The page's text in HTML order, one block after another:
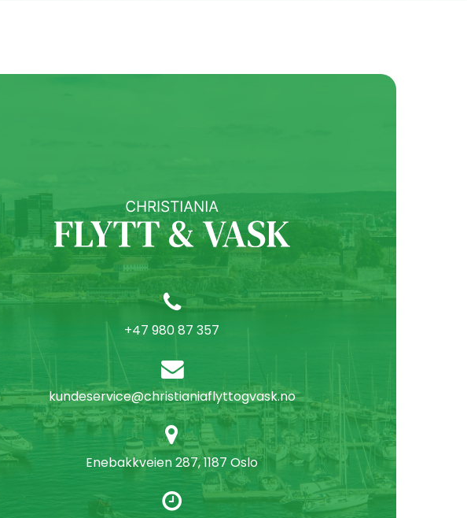
+47 980 87 357
kundeservice@christianiaflyttogvask.no
Enebakkveien 287, 1187 Oslo